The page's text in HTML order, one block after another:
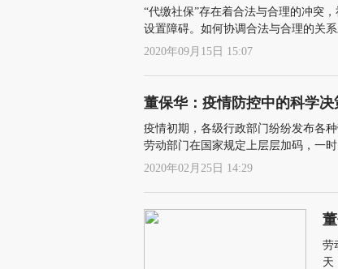
“代缴社保”存在着合法与合理的冲突
设置障碍。如何协调合法与合理的关
2020年09月15日 15:07
董保华：疫情防控中的科学
疫情初期，各级行政部门纷纷发布各
劳动部门在国家规定上层层加码，一
立法，行政主体纷纷变身为立法机关
2020年02月25日 14:29
劳
天